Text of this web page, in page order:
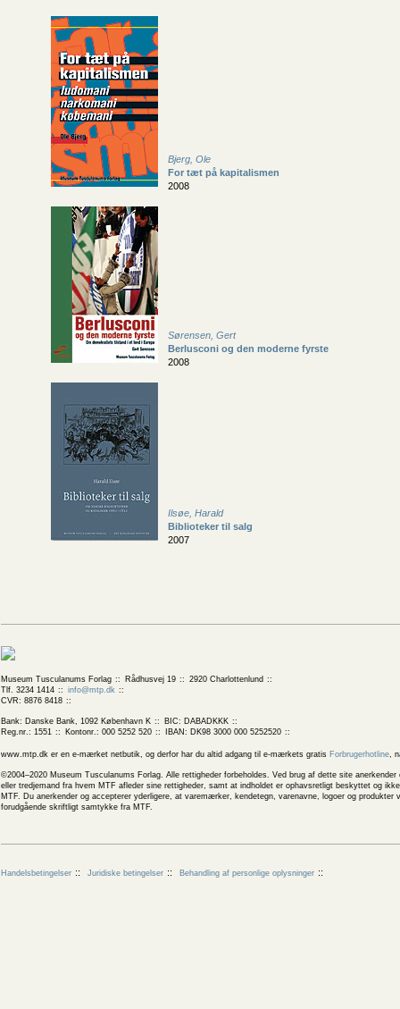
Bjerg, Ole
For tæt på kapitalismen
2008
Sørensen, Gert
Berlusconi og den moderne fyrste
2008
Ilsøe, Harald
Biblioteker til salg
2007
Museum Tusculanums Forlag Rådhusvej 19
2920 Charlottenlund
Tlf. 3234 1414
info@mtp.dk
CVR: 8876 8418
Bank: Danske Bank, 1092 København K
BIC: DABADKKK
Reg.nr.: 1551
Kontonr.: 000 5252 520 IBAN: DK98 3000 000 5252520
www.mtp.dk er en e-mærket netbutik, og derfor har du altid adgang til e-mærkets gratis Forbrugerhotline,
©2004–2020 Museum Tusculanums Forlag. Alle rettigheder forbeholdes. Ved brug af dette site
eller tredjemand fra hvem MTF afleder sine rettigheder, samt at indholdet er ophavsretligt beskyttet og
MTF. Du anerkender og accepterer yderligere, at varemærker, kendetegn, varenavne, logoer og
forudgående skriftligt samtykke fra MTF.
Handelsbetingelser Juridiske betingelser Behandling af personlige oplysninger